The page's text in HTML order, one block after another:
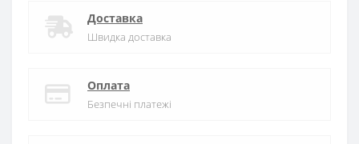
Доставка
Швидка доставка
Оплата
Безпечні платежі